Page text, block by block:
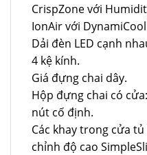
CrispZone với
IonAir với
Dải đèn LED cạnh
4 kệ kính.
Giá đựng chai dây.
Hộp đựng chai có
nút cố định.
Các khay trong cửa
chỉnh độ cao